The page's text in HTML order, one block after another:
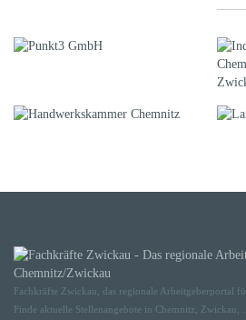
Fachkräfte Zwickau, das regionale Arbeitgeberportal
Finde aktuelle Stellenangebote in Chemnitz, Zwickau,